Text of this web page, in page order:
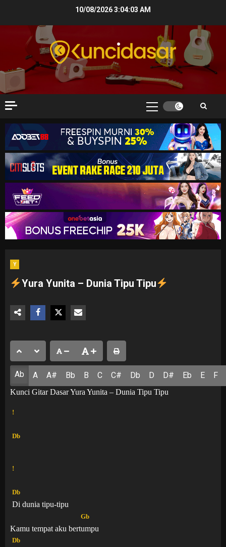
10/08/20263:04:04 AM
Primary
Y
Yura Yunita – Dunia Tipu Tipu
Ab A A# Bb B C C# Db D D# Eb E F
Kunci Gitar Dasar Yura Yunita – Dunia Tipu Tipu
!
Db
!
Db
Di dunia tipu-tipu
Kamu tempat aku ber
Gb
tumpu
Db